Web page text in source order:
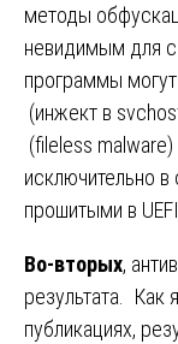
методы
невидимым для
программы
(инжект в
(fileless
исключительно
прошитыми в
Во-вторых,
результата.
публикациях,